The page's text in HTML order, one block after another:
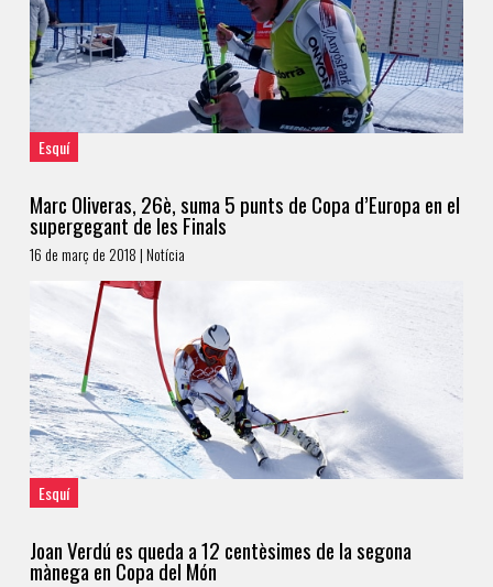
Esquí
Marc Oliveras, 26è, suma 5 punts de Copa d’Europa en el
supergegant de les Finals
16 de març de 2018 | Notícia
Esquí
Joan Verdú es queda a 12 centèsimes de la segona
mànega en Copa del Món